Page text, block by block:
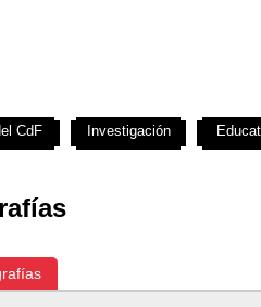
CdF Investigación